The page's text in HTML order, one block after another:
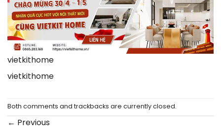
vietkithome
vietkithome
Both comments and trackbacks are currently closed.
← Previous